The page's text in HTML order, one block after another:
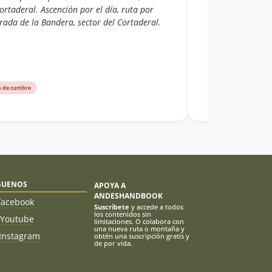
Ascención por el día, ruta por
de la Bandera, sector del Cortaderal.
de cumbre
Youtube
Instagram
APOYA A
ANDESHANDBOOK
Suscríbete y accede a todos
los contenidos sin
limitaciones. O colabora con
una nueva ruta o montaña y
obtén una suscripción gratis y
de por vida.